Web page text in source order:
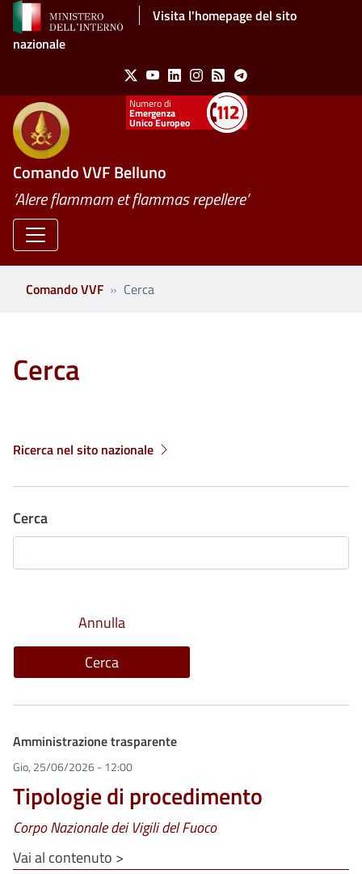
Salta al contenuto principaleVisita l'homepage del sito
nazionale
Social Menu
X YoutubeLinkedinInstagram
Feed Telegram
Emergenza
Unico Europeo
Comando VVF Belluno
’Alere flammam et flammas repellere’
Comando VVF Cerca
Cerca
Ricerca nel sito nazionale
Cerca
Clone di
Amministrazione trasparente
Gio, 25/06/2026 - 12:00
Tipologie di procedimento
Corpo Nazionale dei Vigili del Fuoco
Vai al contenuto >